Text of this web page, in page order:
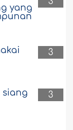
yang
3
3
siang